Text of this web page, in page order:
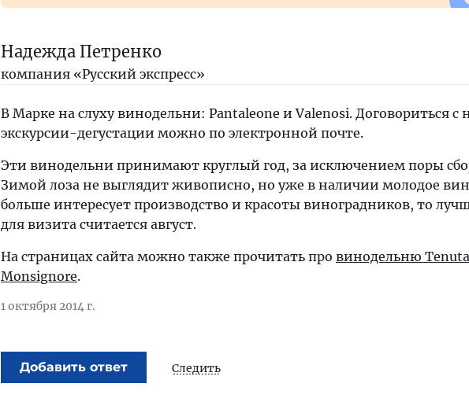
Надежда Петренко
компания «Русский экспресс»
В Марке на слуху винодельни: Pantaleone и Valenosi. Договориться с
экскурсии-дегустации можно по электронной почте.
Эти винодельни принимают круглый год, за исключением поры
Зимой лоза не выглядит живописно, но уже в наличии молодое
больше интересует производство и красоты виноградников, то
для визита считается август.
На страницах сайта можно также прочитать про винодельню
Monsignore.
1 октября 2014 г.
Добавить ответ Следить